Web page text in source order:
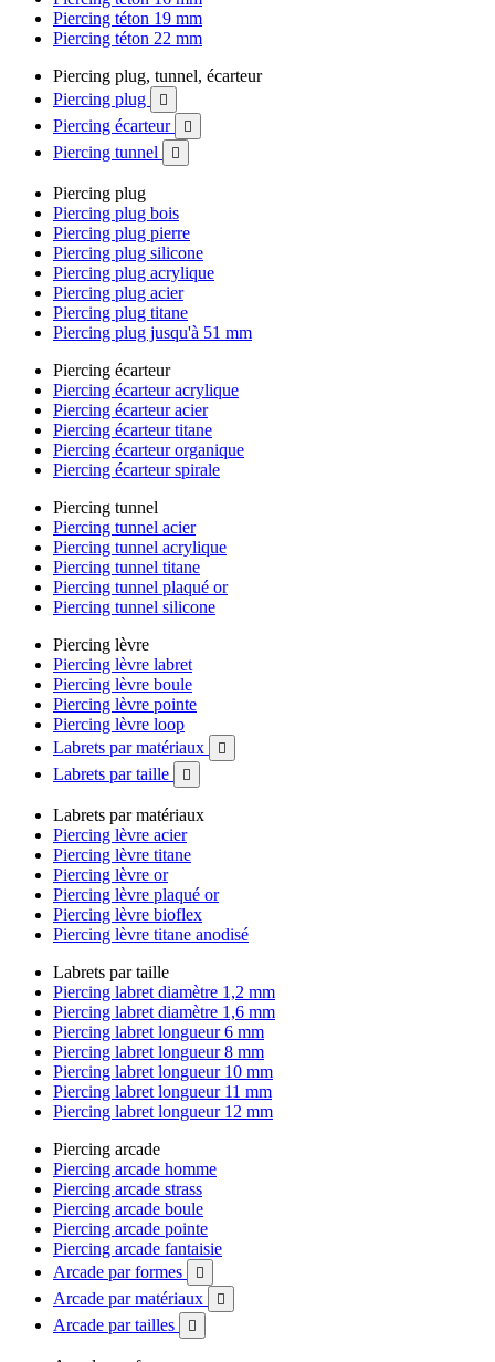
Piercing téton 19 mm
Piercing téton 22 mm
Piercing plug, tunnel, écarteur
Piercing plug

Piercing écarteur 
Piercing tunnel 
Piercing plug
Piercing plug bois
Piercing plug pierre
Piercing plug silicone
Piercing plug acrylique
Piercing plug acier
Piercing plug titane
Piercing plug jusqu'à 51 mm
Piercing écarteur
Piercing écarteur acrylique
Piercing écarteur acier
Piercing écarteur titane
Piercing écarteur organique
Piercing écarteur spirale
Piercing tunnel
Piercing tunnel acier
Piercing tunnel acrylique
Piercing tunnel titane
Piercing tunnel plaqué or
Piercing tunnel silicone
Piercing lèvre
Piercing lèvre labret
Piercing lèvre boule
Piercing lèvre pointe
Piercing lèvre loop
Labrets par matériaux

Labrets par taille 
Labrets par matériaux
Piercing lèvre acier
Piercing lèvre titane
Piercing lèvre or
Piercing lèvre plaqué or
Piercing lèvre bioflex
Piercing lèvre titane anodisé
Labrets par taille
Piercing labret diamètre 1,2 mm
Piercing labret diamètre 1,6 mm
Piercing labret longueur 6 mm
Piercing labret longueur 8 mm
Piercing labret longueur 10 mm
Piercing labret longueur 11 mm
Piercing labret longueur 12 mm
Piercing arcade
Piercing arcade homme
Piercing arcade strass
Piercing arcade boule
Piercing arcade pointe
Piercing arcade fantaisie
Arcade par formes

Arcade par matériaux 
Arcade par tailles 